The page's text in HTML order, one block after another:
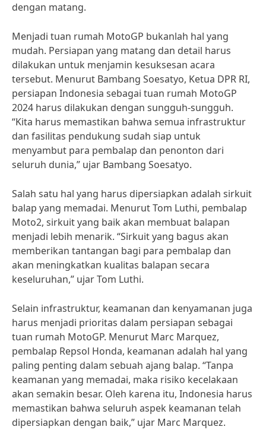
dengan matang.
Menjadi tuan rumah MotoGP bukanlah hal yang
mudah. Persiapan yang matang dan detail harus
dilakukan untuk menjamin kesuksesan acara
tersebut. Menurut Bambang Soesatyo, Ketua DPR RI,
persiapan Indonesia sebagai tuan rumah MotoGP
2024 harus dilakukan dengan sungguh-sungguh.
“Kita harus memastikan bahwa semua infrastruktur
dan fasilitas pendukung sudah siap untuk
menyambut para pembalap dan penonton dari
seluruh dunia,” ujar Bambang Soesatyo.
Salah satu hal yang harus dipersiapkan adalah sirkuit
balap yang memadai. Menurut Tom Luthi, pembalap
Moto2, sirkuit yang baik akan membuat balapan
menjadi lebih menarik. “Sirkuit yang bagus akan
memberikan tantangan bagi para pembalap dan
akan meningkatkan kualitas balapan secara
keseluruhan,” ujar Tom Luthi.
Selain infrastruktur, keamanan dan kenyamanan juga
harus menjadi prioritas dalam persiapan sebagai
tuan rumah MotoGP. Menurut Marc Marquez,
pembalap Repsol Honda, keamanan adalah hal yang
paling penting dalam sebuah ajang balap. “Tanpa
keamanan yang memadai, maka risiko kecelakaan
akan semakin besar. Oleh karena itu, Indonesia harus
memastikan bahwa seluruh aspek keamanan telah
dipersiapkan dengan baik,” ujar Marc Marquez.